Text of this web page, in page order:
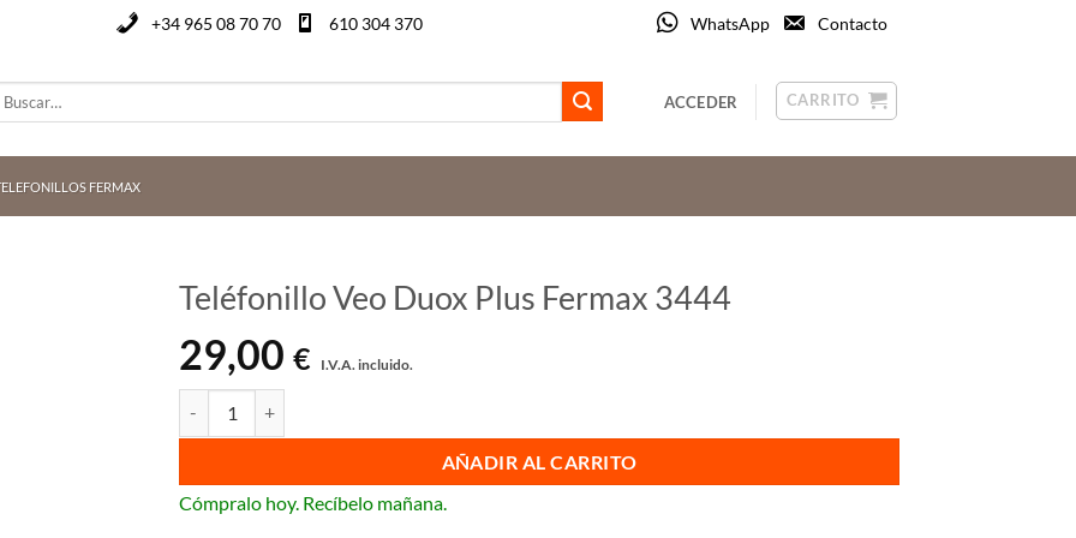
+34 965 08 70 70 610 304 370 WhatsApp Contacto
ACCEDER CARRITO
FERMAX
Teléfonillo Veo Duox Plus Fermax 3444
29,00 € I.V.A. incluido.
AÑADIR AL CARRITO
Cómpralo hoy. Recíbelo mañana.